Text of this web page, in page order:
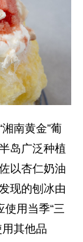
南黄金”葡
岛广泛种植
以杏仁奶油
现的刨冰由
用当季“三
其他品